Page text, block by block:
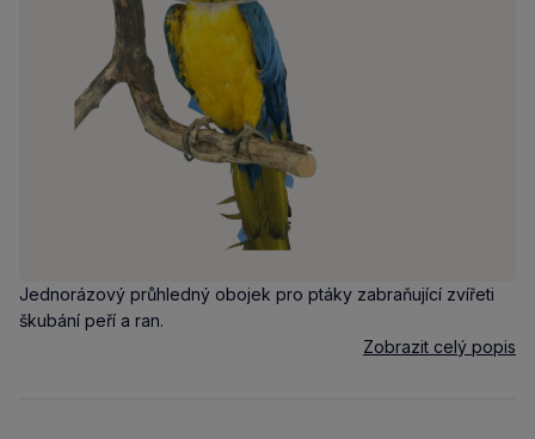
Jednorázový průhledný obojek pro ptáky zabraňující zvířeti
škubání peří a ran.
Zobrazit celý popis